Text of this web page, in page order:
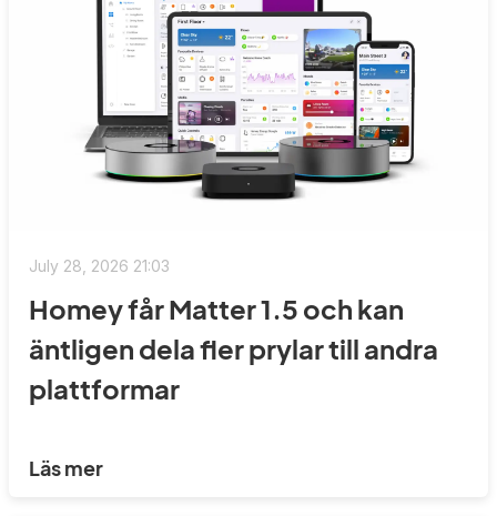
July 28, 2026 21:03
Homey får Matter 1.5 och kan
äntligen dela fler prylar till andra
plattformar
Läs mer